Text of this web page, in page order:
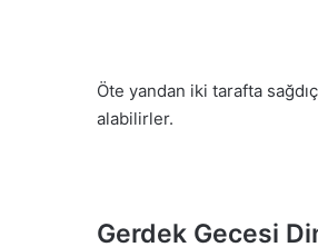
Öte yandan iki tarafta
alabilirler.
Gerdek Gecesi